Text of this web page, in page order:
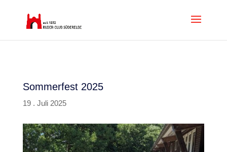
Sommerfest 2025
19 . Juli 2025